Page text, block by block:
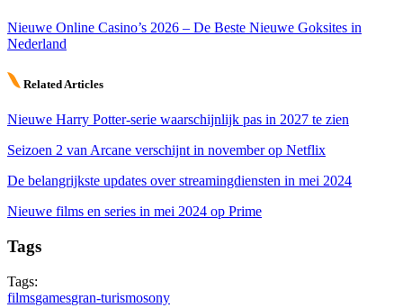
Nieuwe Online Casino’s 2026 – De Beste Nieuwe Goksites in
Nederland
Related Articles
Nieuwe Harry Potter-serie waarschijnlijk pas in 2027 te zien
Seizoen 2 van Arcane verschijnt in november op Netflix
De belangrijkste updates over streamingdiensten in mei 2024
Nieuwe films en series in mei 2024 op Prime
Tags
Tags:
filmsgamesgran-turismosony